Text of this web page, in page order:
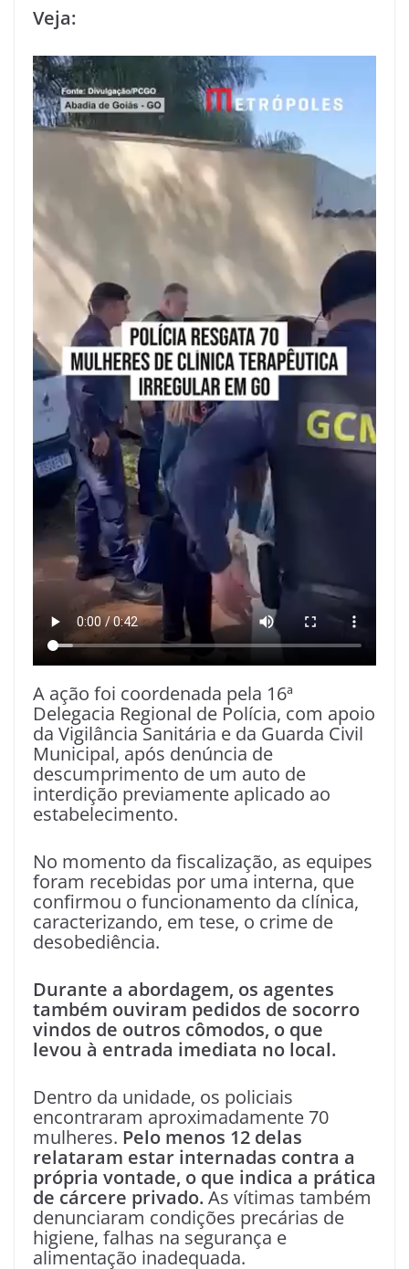
Veja:
A ação foi coordenada pela 16ª
Delegacia Regional de Polícia, com apoio
da Vigilância Sanitária e da Guarda Civil
Municipal, após denúncia de
descumprimento de um auto de
interdição previamente aplicado ao
estabelecimento.
No momento da fiscalização, as equipes
foram recebidas por uma interna, que
confirmou o funcionamento da clínica,
caracterizando, em tese, o crime de
desobediência.
Durante a abordagem, os agentes
também ouviram pedidos de socorro
vindos de outros cômodos, o que
levou à entrada imediata no local.
Dentro da unidade, os policiais
encontraram aproximadamente 70
mulheres. Pelo menos 12 delas
relataram estar internadas contra a
própria vontade, o que indica a prática
de cárcere privado.As vítimas também
denunciaram condições precárias de
higiene, falhas na segurança e
alimentação inadequada.